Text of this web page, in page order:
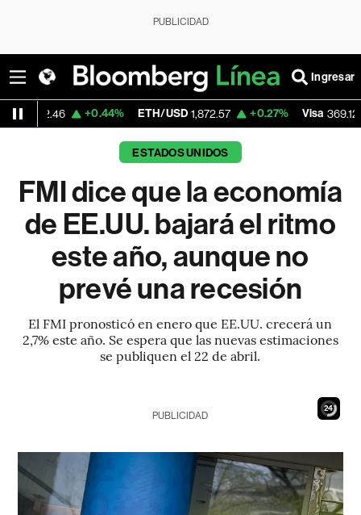
PUBLICIDAD
Ingresar
+0.44% ETH/USD 1,872.57 +0.27% Visa 369.12 +0.94%
ESTADOS UNIDOS
FMI dice que la economía
de EE.UU. bajará el ritmo
este año, aunque no
prevé una recesión
El FMI pronosticó en enero que EE.UU. crecerá un
2,7% este año. Se espera que las nuevas estimaciones
se publiquen el 22 de abril.
23
PUBLICIDAD